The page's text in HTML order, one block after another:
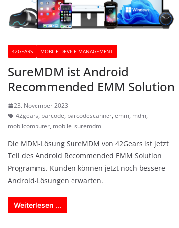
42GEARS MOBILE DEVICE MANAGEMENT
SureMDM ist Android
Recommended EMM Solution
23. November 2023
42gears, barcode, barcodescanner, emm, mdm,
mobilcomputer, mobile, suremdm
Die MDM-Lösung SureMDM von 42Gears ist jetzt
Teil des Android Recommended EMM Solution
Programms. Kunden können jetzt noch bessere
Android-Lösungen erwarten.
Weiterlesen ...